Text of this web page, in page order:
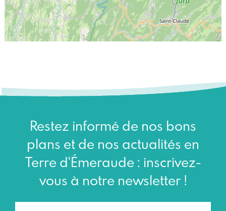
Restez informé de nos bons
plans et de nos actualités en
Terre d'Émeraude : inscrivez-
vous à notre newsletter !